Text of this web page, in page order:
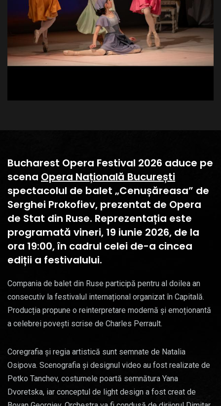
Bucharest Opera Festival 2026 aduce pe
scena Opera Națională București
spectacolul de balet „Cenușăreasa” de
Serghei Prokofiev, prezentat de Opera
de Stat din Ruse. Reprezentația este
programată vineri, 19 iunie 2026, de la
ora 19:00, în cadrul celei de-a cincea
ediții a festivalului.
Compania de balet din Ruse participă pentru al doilea an
consecutiv la festivalul internațional organizat în Capitală.
Producția propune o reinterpretare modernă și emoționantă
a celebrei povești scrise de Charles Perrault.
Coregrafia și regia artistică sunt semnate de Natalia
Osipova. Scenografia și designul video au fost realizate de
Petko Tanchev, costumele poartă semnătura Yana
Dvoretska, iar conceptul de light design a fost creat de